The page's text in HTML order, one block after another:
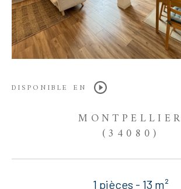
DISPONIBLE EN
MONTPELLIER
(34080)
1 pièces - 13 m²